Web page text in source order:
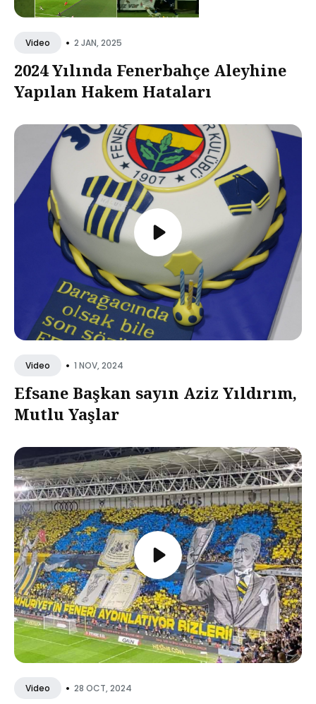
Video • 2 JAN, 2025
2024 Yılında Fenerbahçe Aleyhine
Yapılan Hakem Hataları
Video • 1 NOV, 2024
Efsane Başkan sayın Aziz Yıldırım,
Mutlu Yaşlar
Video • 28 OCT, 2024